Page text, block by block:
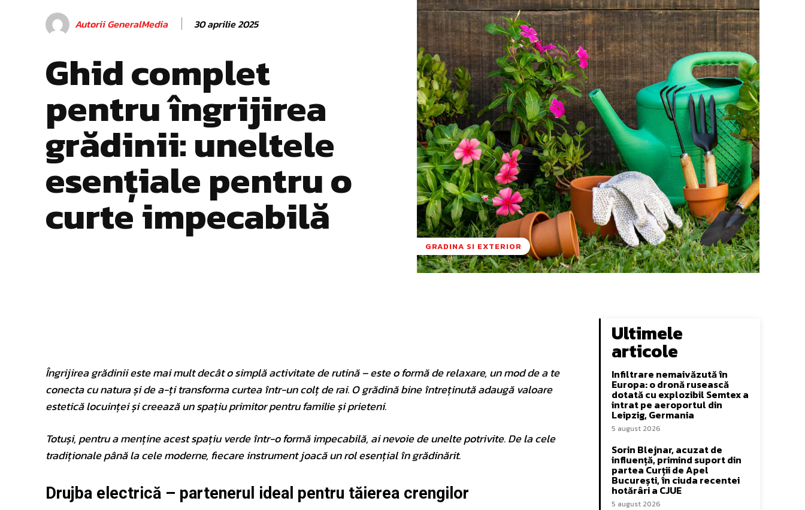
Autorii GeneralMedia 30 aprilie 2025
Ghid complet
pentru îngrijirea
grădinii: uneltele
esențiale pentru o
curte impecabilă
GRADINA SI EXTERIOR
Îngrijirea grădinii este mai mult decât o simplă activitate de rutină – este o formă de relaxare, un mod de a te
conecta cu natura și de a-ți transforma curtea într-un colț de rai. O grădină bine întreținută adaugă valoare
estetică locuinței și creează un spațiu primitor pentru familie și prieteni.
Totuși, pentru a menține acest spațiu verde într-o formă impecabilă, ai nevoie de unelte potrivite. De la cele
tradiționale până la cele moderne, fiecare instrument joacă un rol esențial în grădinărit.
Drujba electrică – partenerul ideal pentru tăierea crengilor
Ultimele
articole
Infiltrare nemaivăzută în
Europa: o dronă rusească
dotată cu explozibil Semtex a
intrat pe aeroportul din
Leipzig, Germania
5 august 2026
Sorin Blejnar, acuzat de
influență, primind suport din
partea Curții de Apel
București, în ciuda recentei
hotărâri a CJUE
5 august 2026